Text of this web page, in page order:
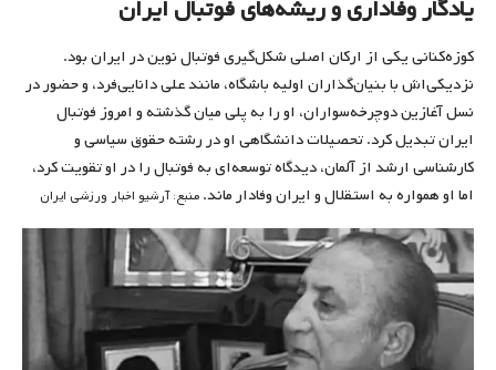
یادگار وفاداری و ریشه‌های فوتبال ایران
کوزه‌کنانی یکی از ارکان اصلی شکل‌گیری فوتبال نوین در ایران بود.
نزدیکی‌اش با بنیان‌گذاران اولیه باشگاه، مانند علی دانایی‌فرد، و حضور در
نسل آغازین دوچرخه‌سواران، او را به پلی میان گذشته و امروز فوتبال
ایران تبدیل کرد. تحصیلات دانشگاهی او در رشته حقوق سیاسی و
کارشناسی ارشد از آلمان، دیدگاه توسعه‌ای به فوتبال را در او تقویت کرد،
اما او همواره به استقلال و ایران وفادار ماند. منبع: آرشیو اخبار ورزشی ایران